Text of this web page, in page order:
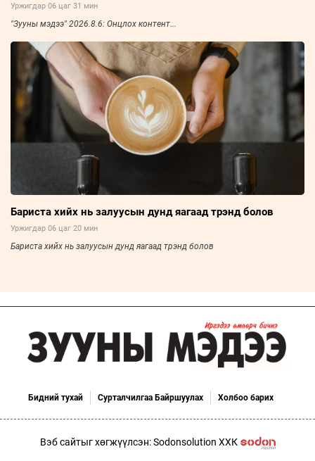
Уржигдар 06 цаг 31 мин
"Зууны мэдээ" 2026.8.6: Онцлох контент...
Бариста хийх нь залуусын дунд яагаад трэнд болов
Уржигдар 06 цаг 20 мин
Бариста хийх нь залуусын дунд яагаад трэнд болов
Бидний тухай Сурталчилгаа Байршуулах Холбоо барих
Вэб сайтыг хөгжүүлсэн: Sodonsolution ХХК